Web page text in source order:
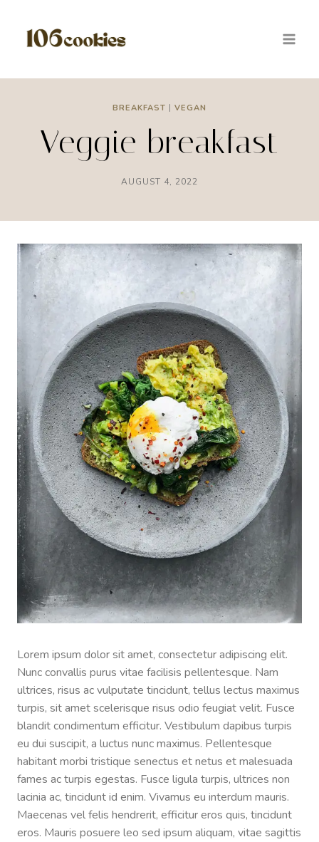
content
BREAKFAST | VEGAN
Veggie breakfast
AUGUST 4, 2022
Lorem ipsum dolor sit amet, consectetur adipiscing elit.
Nunc convallis purus vitae facilisis pellentesque. Nam
ultrices, risus ac vulputate tincidunt, tellus lectus maximus
turpis, sit amet scelerisque risus odio feugiat velit. Fusce
blandit condimentum efficitur. Vestibulum dapibus turpis
eu dui suscipit, a luctus nunc maximus. Pellentesque
habitant morbi tristique senectus et netus et malesuada
fames ac turpis egestas. Fusce ligula turpis, ultrices non
lacinia ac, tincidunt id enim. Vivamus eu interdum mauris.
Maecenas vel felis hendrerit, efficitur eros quis, tincidunt
eros. Mauris posuere leo sed ipsum aliquam, vitae sagittis